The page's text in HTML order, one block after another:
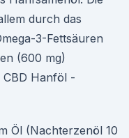
durch das
3-Fettsäuren
(600 mg)
CBD Hanföl -
Öl (Nachterzenöl 10